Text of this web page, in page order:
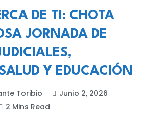
DE TI: CHOTA
JORNADA DE
Y EDUCACIÓN
Toribio
Junio 2, 2026
2 Mins Read